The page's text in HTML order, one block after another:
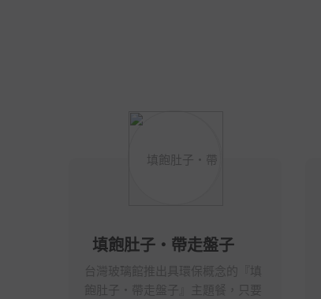
填飽肚子‧帶走盤子
台灣玻璃館推出具環保概念的『填
飽肚子‧帶走盤子』主題餐，只要